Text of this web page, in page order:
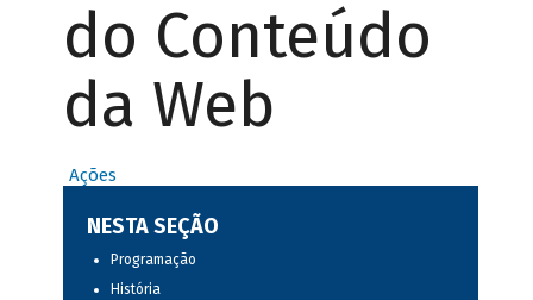
do Conteúdo
da Web
Ações
NESTA SEÇÃO
Programação
História